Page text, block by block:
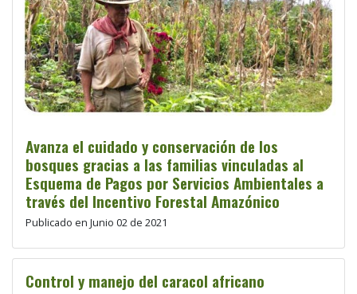
Avanza el cuidado y conservación de los
bosques gracias a las familias vinculadas al
Esquema de Pagos por Servicios Ambientales a
través del Incentivo Forestal Amazónico
Publicado en Junio 02 de 2021
Control y manejo del caracol africano